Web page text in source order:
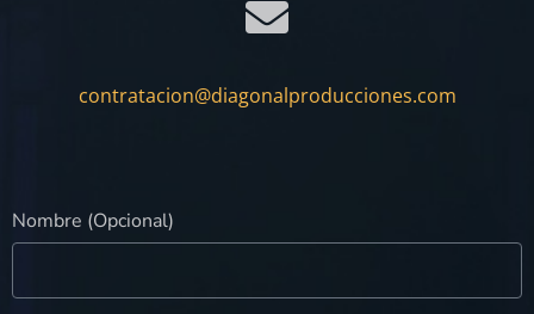
contratacion@diagonalproducciones.com
Nombre (Opcional)